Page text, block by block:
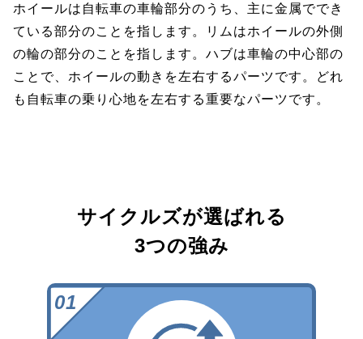
ホイールは自転車の車輪部分のうち、主に金属ででき
ている部分のことを指します。リムはホイールの外側
の輪の部分のことを指します。ハブは車輪の中心部の
ことで、ホイールの動きを左右するパーツです。どれ
も自転車の乗り心地を左右する重要なパーツです。
サイクルズが選ばれる
3つの強み